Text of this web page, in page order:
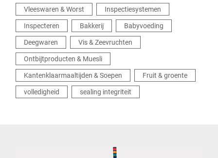
Vleeswaren & Worst
Inspectiesystemen
Inspecteren
Bakkerij
Babyvoeding
Deegwaren
Vis & Zeevruchten
Ontbijtproducten & Muesli
Kantenklaarmaaltijden & Soepen
Fruit & groente
volledigheid
sealing integriteit